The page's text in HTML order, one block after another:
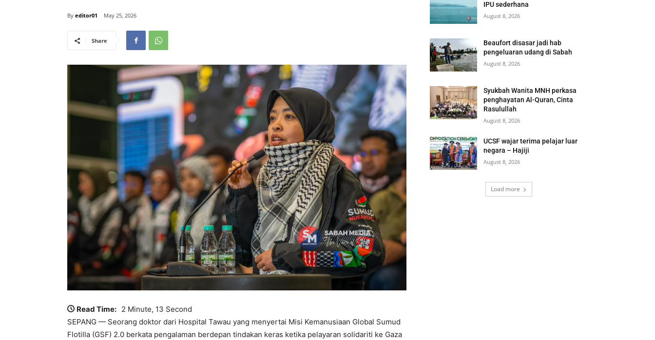
By editor01 May 25, 2026
Share
Read Time: 2 Minute, 13 Second
SEPANG — Seorang doktor dari Hospital Tawau yang menyertai Misi Kemanusiaan Global Sumud
Flotilla (GSF) 2.0 berkata pengalaman berdepan tindakan keras ketika pelayaran solidariti ke Gaza
IPU sederhana
August 8, 2026
Beaufort disasar jadi hab
pengeluaran udang di Sabah
August 8, 2026
Syukbah Wanita MNH perkasa
penghayatan Al-Quran, Cinta
Rasulullah
August 8, 2026
UCSF wajar terima pelajar luar
negara – Hajiji
August 8, 2026
Load more